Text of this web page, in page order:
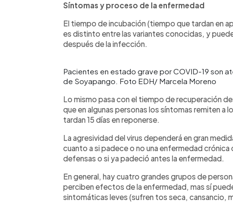
Síntomas y proceso de la enfermedad
El tiempo de incubación (tiempo que tardan en
es distinto entre las variantes conocidas, y
después de la infección.
Pacientes en estado grave por COVID-19 son
de Soyapango. Foto EDH/ Marcela Moreno
Lo mismo pasa con el tiempo de recuperación
que en algunas personas los síntomas remiten a
tardan 15 días en reponerse.
La agresividad del virus dependerá en gran
cuanto a si padece o no una enfermedad
defensas o si ya padeció antes la enfermedad.
En general, hay cuatro grandes grupos de
perciben efectos de la enfermedad, mas sí
sintomáticas leves (sufren tos seca, cansancio,